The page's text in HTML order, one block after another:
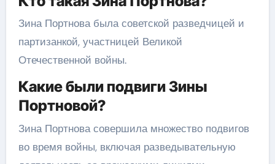
Зина Портнова была советской разведчицей и
партизанкой, участницей Великой
Отечественной войны.
Какие были подвиги Зины
Портновой?
Зина Портнова совершила множество подвигов
во время войны, включая разведывательную